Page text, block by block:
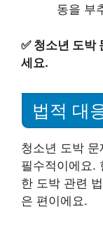
동을 부
✅ 청소년 도박
세요.
법적 대
청소년 도박
필수적이에요.
한 도박 관련
은 편이에요.